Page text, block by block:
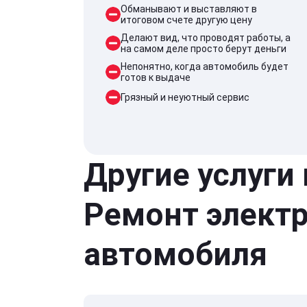
Обманывают и выставляют в
итоговом счете другую цену
Делают вид, что проводят работы, а
на самом деле просто берут деньги
Непонятно, когда автомобиль будет
готов к выдаче
Грязный и неуютный сервис
Другие
Ремонт
автомобиля